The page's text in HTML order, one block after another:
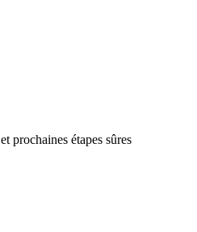
prochaines étapes sûres